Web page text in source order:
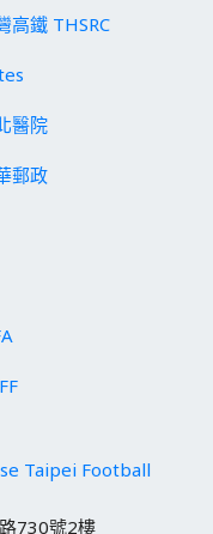
Taipei Football
730號2樓